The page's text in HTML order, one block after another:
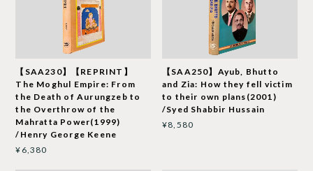
【SAA230】【REPRINT】
The Moghul Empire: From
the Death of Aurungzeb to
the Overthrow of the
Mahratta Power(1999)
/Henry George Keene
¥6,380
【SAA250】Ayub, Bhutto
and Zia: How they fell victim
to their own plans(2001)
/Syed Shabbir Hussain
¥8,580